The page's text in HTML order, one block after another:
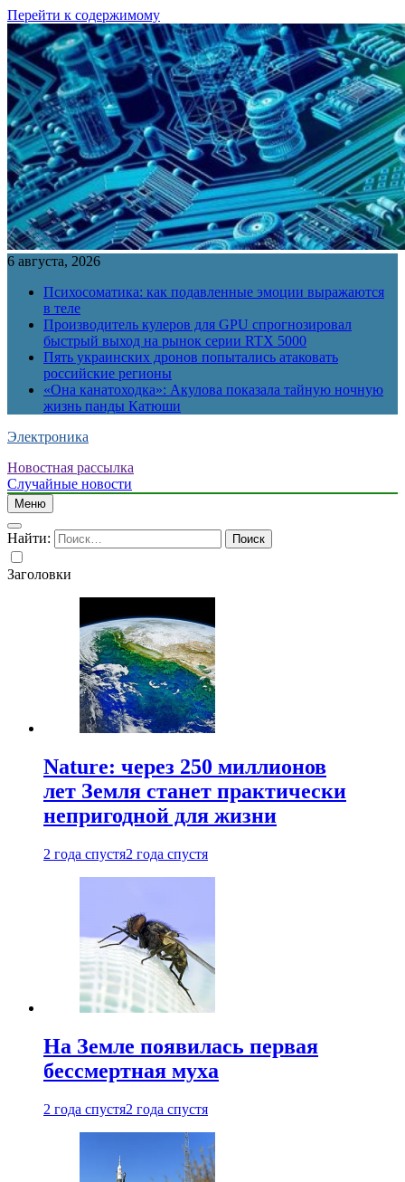
Перейти к содержимому
6 августа, 2026
Психосоматика: как подавленные эмоции выражаются
в теле
Производитель кулеров для GPU спрогнозировал
быстрый выход на рынок серии RTX 5000
Пять украинских дронов попытались атаковать
российские регионы
«Она канатоходка»: Акулова показала тайную ночную
жизнь панды Катюши
Электроника
Новостная рассылка
Случайные новости
Меню
Найти:
Заголовки
Nature: через 250 миллионов
лет Земля станет практически
непригодной для жизни
2 года спустя2 года спустя
На Земле появилась первая
бессмертная муха
2 года спустя2 года спустя